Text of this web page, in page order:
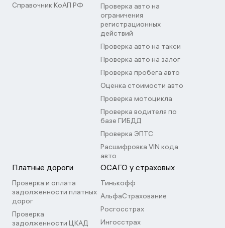
Справочник КоАП РФ
Проверка авто на
ограничения
регистрационных
действий
Проверка авто на такси
Проверка авто на залог
Проверка пробега авто
Оценка стоимости авто
Проверка мотоцикла
Проверка водителя по
базе ГИБДД
Проверка ЭПТС
Расшифровка VIN кода
авто
Платные дороги
Проверка и оплата
задолженности платных
дорог
Проверка
задолженности ЦКАД
ОСАГО у страховых
Тинькофф
АльфаСтрахование
Росгосстрах
Ингосстрах